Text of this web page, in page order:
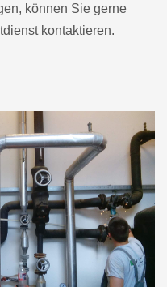
können Sie gerne
kontaktieren.